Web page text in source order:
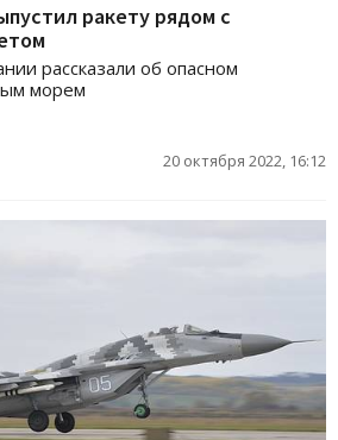
ракету рядом с
рассказали об опасном
морем
20 октября 2022, 16:12